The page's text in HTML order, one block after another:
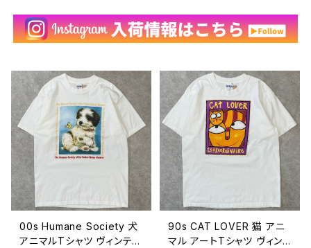
00s Humane Society 犬
アニマルTシャツ ヴィンテー
90s CAT LOVER 猫 アニ
マル アートTシャツ ヴィン